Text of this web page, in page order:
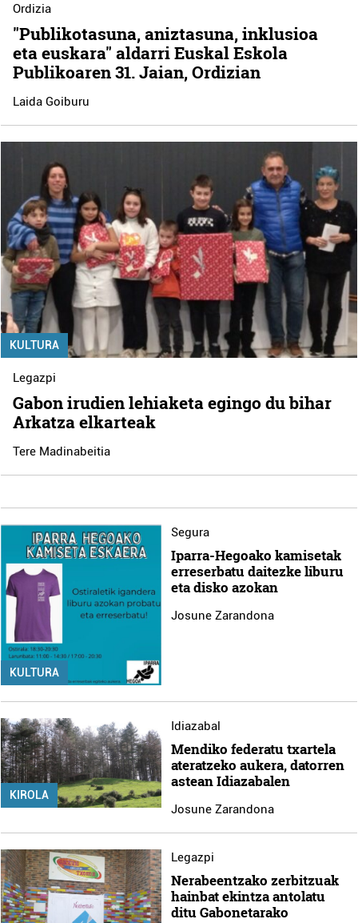
Ordizia
"Publikotasuna, aniztasuna, inklusioa
eta euskara" aldarri Euskal Eskola
Publikoaren 31. Jaian, Ordizian
Laida Goiburu
KULTURA
Legazpi
Gabon irudien lehiaketa egingo du bihar
Arkatza elkarteak
Tere Madinabeitia
KULTURA
Segura
Iparra-Hegoako kamisetak
erreserbatu daitezke liburu
eta disko azokan
Josune Zarandona
KIROLA
Idiazabal
Mendiko federatu txartela
ateratzeko aukera, datorren
astean Idiazabalen
Josune Zarandona
Legazpi
Nerabeentzako zerbitzuak
hainbat ekintza antolatu
ditu Gabonetarako